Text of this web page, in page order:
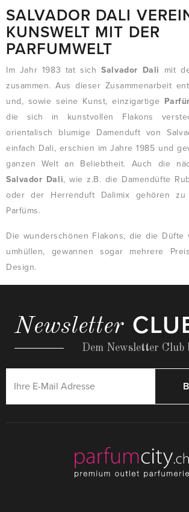
SALVADOR DALI
KUNSWELT MIT DER
PARFUMWELT
Im Jahr 1983 tat sichSalvador Dali
mit
zusammen. Aus dieser Zusammenarbeit
und, sowie seine Kunst, einzigartige
die sich in kunstvollen Flakons
orientalisch blumige Damenduft von
einfach Dali, erschien im Jahre 1985 und
ganzen Welt an Beliebtheit. Auch die
Salvador Dali, wie z.B. die Damendüfte
oder der Herrenduft Dalimix gehören zu
Parfüms.
Die wunderschönen Flakons, die die
umhüllen, gewannen sogar mehrere
Design.
Newsletter
Dem Newsletter Club